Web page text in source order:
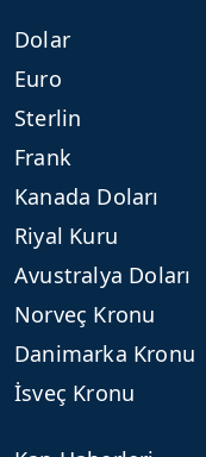
Dolar
Euro
Sterlin
Frank
Kanada Doları
Riyal Kuru
Avustralya Doları
Norveç Kronu
Danimarka Kronu
İsveç Kronu